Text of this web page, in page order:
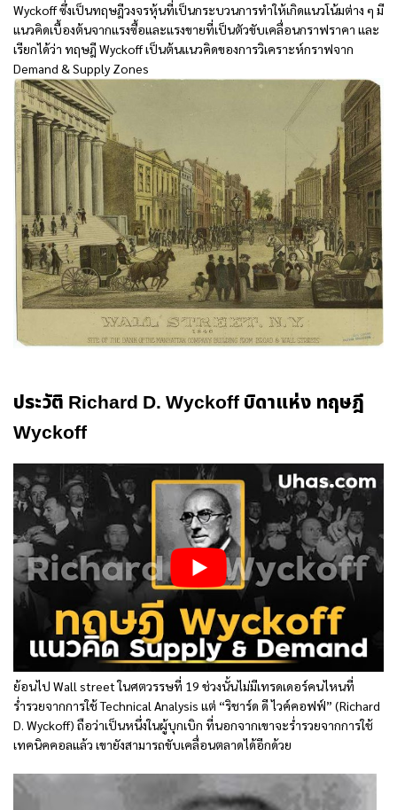
Wyckoff ซึ่งเป็นทฤษฎีวงจรหุ้นที่เป็นกระบวนการทำให้เกิดแนวโน้มต่าง ๆ มี
แนวคิดเบื้องต้นจากแรงซื้อและแรงขายที่เป็นตัวขับเคลื่อนกราฟราคา และ
เรียกได้ว่า ทฤษฎี Wyckoff เป็นต้นแนวคิดของการวิเคราะห์กราฟจาก
Demand & Supply Zones
ประวัติ Richard D. Wyckoff บิดาแห่ง ทฤษฎี
Wyckoff
ย้อนไป Wall street ในศตวรรษที่ 19 ช่วงนั้นไม่มีเทรดเดอร์คนไหนที่
ร่ำรวยจากการใช้ Technical Analysis แต่ “ริชาร์ด ดี ไวค์คอฟฟ์” (Richard
D. Wyckoff) ถือว่าเป็นหนึ่งในผู้บุกเบิก ที่นอกจากเขาจะร่ำรวยจากการใช้
เทคนิคคอลแล้ว เขายังสามารถขับเคลื่อนตลาดได้อีกด้วย